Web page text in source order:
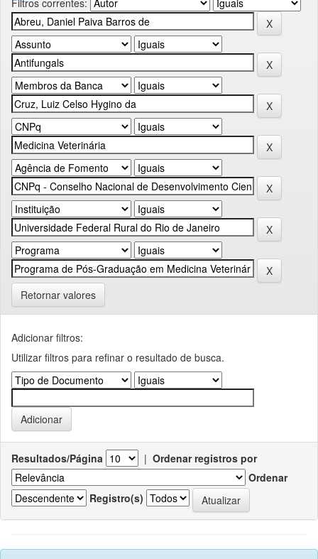
Retornar valores
Adicionar filtros:
Utilizar filtros para refinar o resultado de busca.
Resultados/Página | Ordenar registros por
Ordenar
Registro(s)